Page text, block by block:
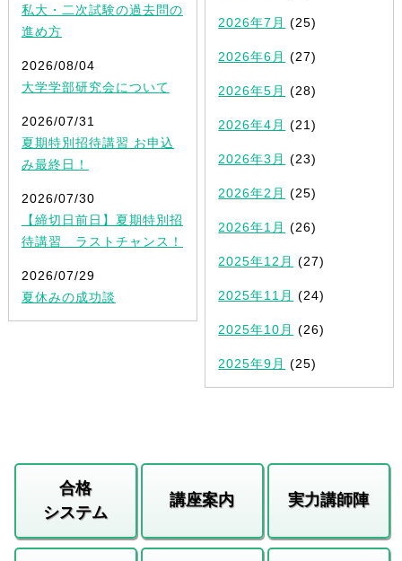
私大・二次試験の過去問の
進め方
2026/08/04
大学学部研究会について
2026/07/31
夏期特別招待講習 お申込
み最終日！
2026/07/30
【締切日前日】夏期特別招
待講習 ラストチャンス！
2026/07/29
夏休みの成功談
2026年7月 (25)
2026年6月 (27)
2026年5月 (28)
2026年4月 (21)
2026年3月 (23)
2026年2月 (25)
2026年1月 (26)
2025年12月 (27)
2025年11月 (24)
2025年10月 (26)
2025年9月 (25)
合格
システム
講座案内 実力講師陣